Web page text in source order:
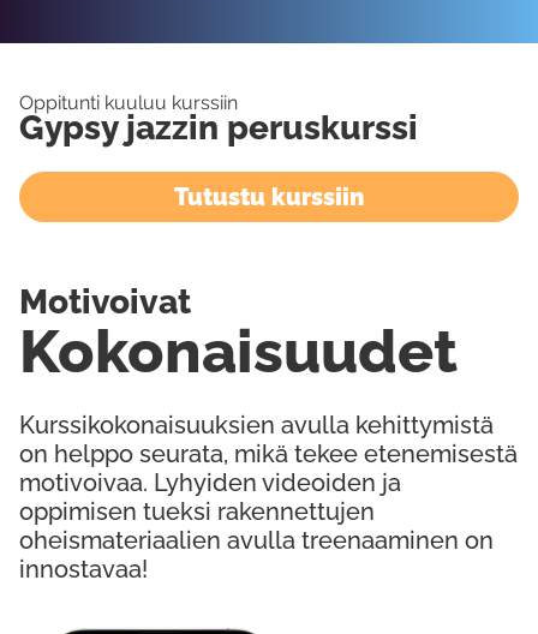
Oppitunti kuuluu kurssiin
Gypsy jazzin peruskurssi
Tutustu kurssiin
Kurssikokonaisuuksien avulla kehittymistä
on helppo seurata, mikä tekee etenemisestä
motivoivaa. Lyhyiden videoiden ja
oppimisen tueksi rakennettujen
oheismateriaalien avulla treenaaminen on
innostavaa!
Kokonaisuudet
Motivoivat